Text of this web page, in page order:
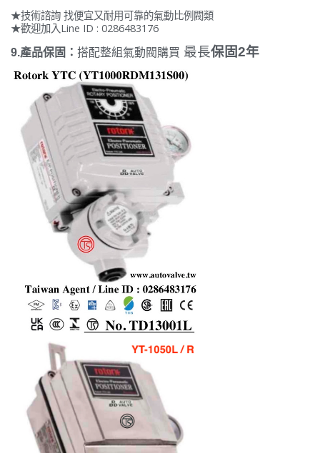
★技術諮詢 找便宜又耐用可靠的氣動比例閥類
★歡迎加入Line ID : 0286483176
9.產品保固： 搭配整組氣動閥購買 最長保固2年